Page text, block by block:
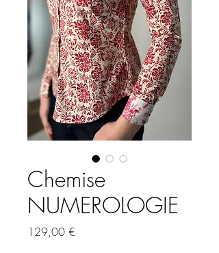
Chemise
NUMEROLOGIE
129,00 €